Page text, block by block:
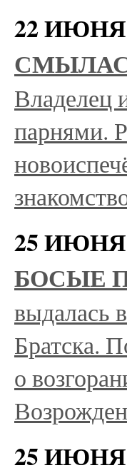
22 ИЮНЯ
Владелец
парнями.
25 ИЮНЯ
БОСЫЕ
выдалась
Братска.
о
25 ИЮНЯ